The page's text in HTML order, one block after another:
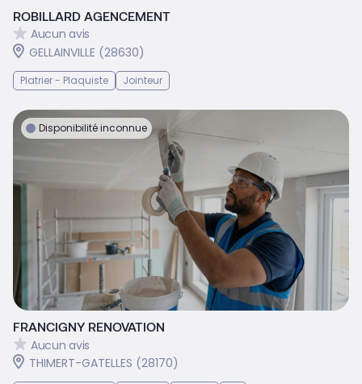
ROBILLARD AGENCEMENT
Aucun avis
GELLAINVILLE (28630)
Platrier - Plaquiste Jointeur
Disponibilité inconnue
FRANCIGNY RENOVATION
Aucun avis
THIMERT-GATELLES (28170)